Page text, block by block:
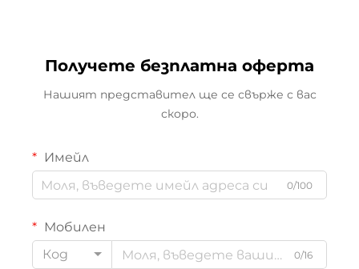
Получете безплатна оферта
Нашият представител ще се свърже с вас
скоро.
Имейл
0/100
Мобилен
Код
0/16